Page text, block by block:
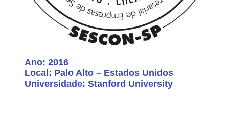
Ano: 2016
Local: Palo Alto – Estados Unidos
Universidade: Stanford University